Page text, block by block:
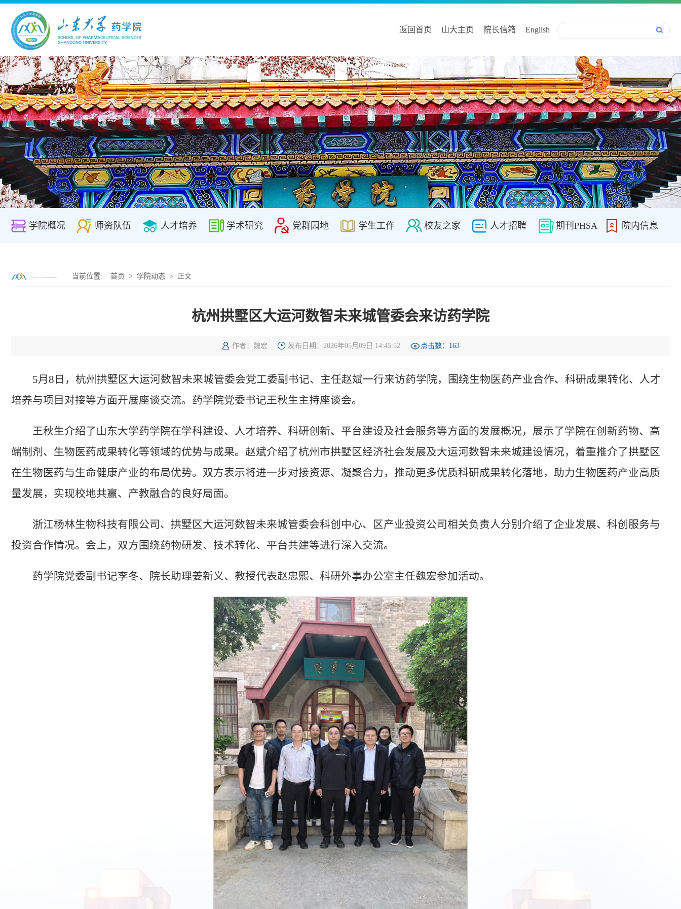
返回首页 山大主页 院长信箱 English
学院概况 师资队伍 人才培养 学术研究 党群园地 学生工作 校友之家 人才招聘 期刊PHSA 院内信息
当前位置: 首页 > 学院动态 > 正文
杭州拱墅区大运河数智未来城管委会来访药学院
作者：魏宏 发布日期：2026年05月09日 14:45:52 点击数： 163
5月8日，杭州拱墅区大运河数智未来城管委会党工委副书记、主任赵斌一行来访药学院，围绕生物医药产业合作、科研成果转化、人才
培养与项目对接等方面开展座谈交流。药学院党委书记王秋生主持座谈会。
王秋生介绍了山东大学药学院在学科建设、人才培养、科研创新、平台建设及社会服务等方面的发展概况，展示了学院在创新药物、高
端制剂、生物医药成果转化等领域的优势与成果。赵斌介绍了杭州市拱墅区经济社会发展及大运河数智未来城建设情况，着重推介了拱墅区
在生物医药与生命健康产业的布局优势。双方表示将进一步对接资源、凝聚合力，推动更多优质科研成果转化落地，助力生物医药产业高质
量发展，实现校地共赢、产教融合的良好局面。
浙江杨林生物科技有限公司、拱墅区大运河数智未来城管委会科创中心、区产业投资公司相关负责人分别介绍了企业发展、科创服务与
投资合作情况。会上，双方围绕药物研发、技术转化、平台共建等进行深入交流。
药学院党委副书记李冬、院长助理姜新义、教授代表赵忠熙、科研外事办公室主任魏宏参加活动。